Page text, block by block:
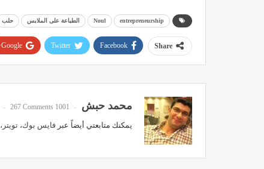
entrepreneurship
Noul الطباعة على الملابس حلب
Share
Facebook
Twitter
Google+
محمد حبش 1001 Posts
267 Comments
يمكنك متابعتي أيضاً عبر فايس بوك، تويتر ،